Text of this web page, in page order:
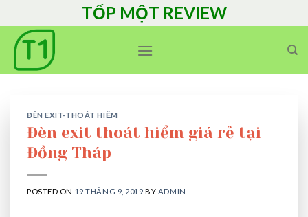
to
content
TỐP MỘT REVIEW
ĐÈN EXIT-THOÁT HIỂM
Đèn exit thoát hiểm giá rẻ tại
Đồng Tháp
POSTED ON 19 THÁNG 9, 2019 BY ADMIN